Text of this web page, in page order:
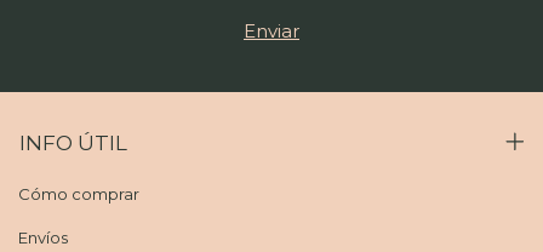
INFO ÚTIL
Cómo comprar
Envíos